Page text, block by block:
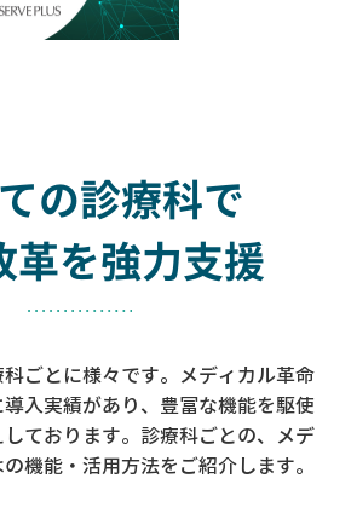
の診療科で
革を強力支援
ごとに様々です。メディカル革命
入実績があり、 豊富な機能を駆使
ております。 診療科ごとの、メデ
機能・活用方法をご紹介します。